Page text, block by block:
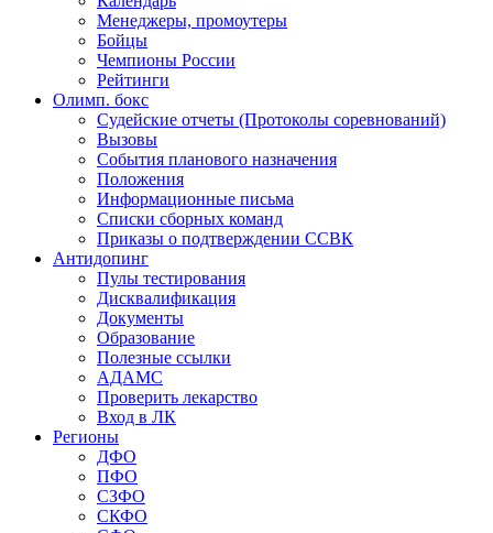
Менеджеры, промоутеры
Бойцы
Чемпионы России
Рейтинги
Олимп. бокс
Судейские отчеты (Протоколы соревнований)
Вызовы
События планового назначения
Положения
Информационные письма
Списки сборных команд
Приказы о подтверждении ССВК
Антидопинг
Пулы тестирования
Дисквалификация
Документы
Образование
Полезные ссылки
АДАМС
Проверить лекарство
Вход в ЛК
Регионы
ДФО
ПФО
СЗФО
СКФО